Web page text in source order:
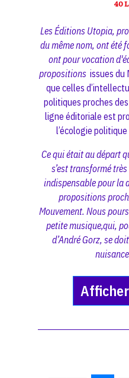
40
Les Éditions Utopia,
du même nom, ont été
ont pour vocation
propositions issues du
que celles
politiques proches
ligne éditoriale est
l’écologie
Ce qui était au départ
s’est transformé
indispensable pour la
propositions
Mouvement. Nous
petite musique,qui,
d’André Gorz, se